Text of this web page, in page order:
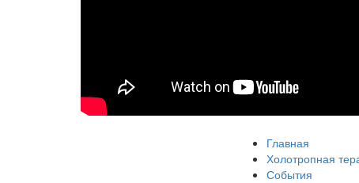
Главная
Холотропная
События